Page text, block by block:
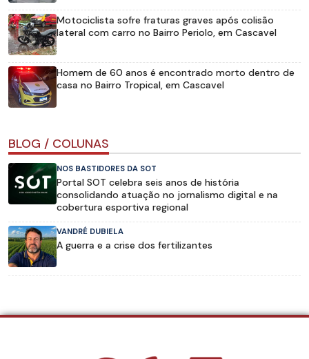
Motociclista sofre fraturas graves após colisão
lateral com carro no Bairro Periolo, em Cascavel
Homem de 60 anos é encontrado morto dentro de
casa no Bairro Tropical, em Cascavel
BLOG / COLUNAS
NOS BASTIDORES DA SOT
Portal SOT celebra seis anos de história
consolidando atuação no jornalismo digital e na
cobertura esportiva regional
VANDRÉ DUBIELA
A guerra e a crise dos fertilizantes